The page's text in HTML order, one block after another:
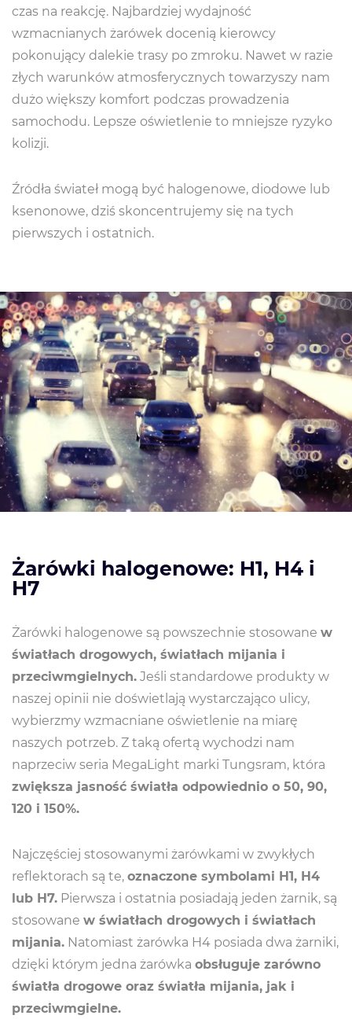
czas na reakcję. Najbardziej wydajność
wzmacnianych żarówek docenią kierowcy
pokonujący dalekie trasy po zmroku. Nawet w razie
złych warunków atmosferycznych towarzyszy nam
dużo większy komfort podczas prowadzenia
samochodu. Lepsze oświetlenie to mniejsze ryzyko
kolizji.
Źródła świateł mogą być halogenowe, diodowe lub
ksenonowe, dziś skoncentrujemy się na tych
pierwszych i ostatnich.
Żarówki halogenowe: H1, H4 i
H7
Żarówki halogenowe są powszechnie stosowane w
światłach drogowych, światłach mijania i
przeciwmgielnych. Jeśli standardowe produkty w
naszej opinii nie doświetlają wystarczająco ulicy,
wybierzmy wzmacniane oświetlenie na miarę
naszych potrzeb. Z taką ofertą wychodzi nam
naprzeciw seria MegaLight marki Tungsram, która
zwiększa jasność światła odpowiednio o 50, 90,
120 i 150%.
Najczęściej stosowanymi żarówkami w zwykłych
reflektorach są te, oznaczone symbolami H1, H4
lub H7. Pierwsza i ostatnia posiadają jeden żarnik, są
stosowane w światłach drogowych i światłach
mijania. Natomiast żarówka H4 posiada dwa żarniki,
dzięki którym jedna żarówka obsługuje zarówno
światła drogowe oraz światła mijania, jak i
przeciwmgielne.